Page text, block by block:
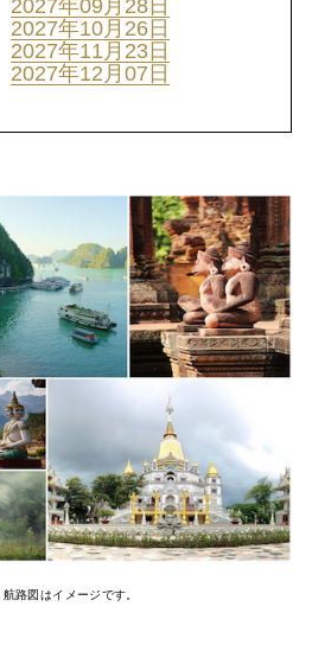
2027年09月28日
2027年10月26日
2027年11月23日
2027年12月07日
路図はイメージです。